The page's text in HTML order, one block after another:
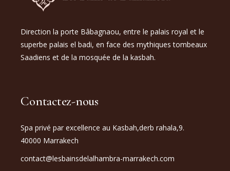
Direction la porte Bâbagnaou, entre le palais royal et le
superbe palais el badi, en face des mythiques tombeaux
Saadiens et de la mosquée de la kasbah.
Contactez-nous
Spa privé par excellence au Kasbah,derb rahala,9.
40000 Marrakech
contact@lesbainsdelalhambra-marrakech.com